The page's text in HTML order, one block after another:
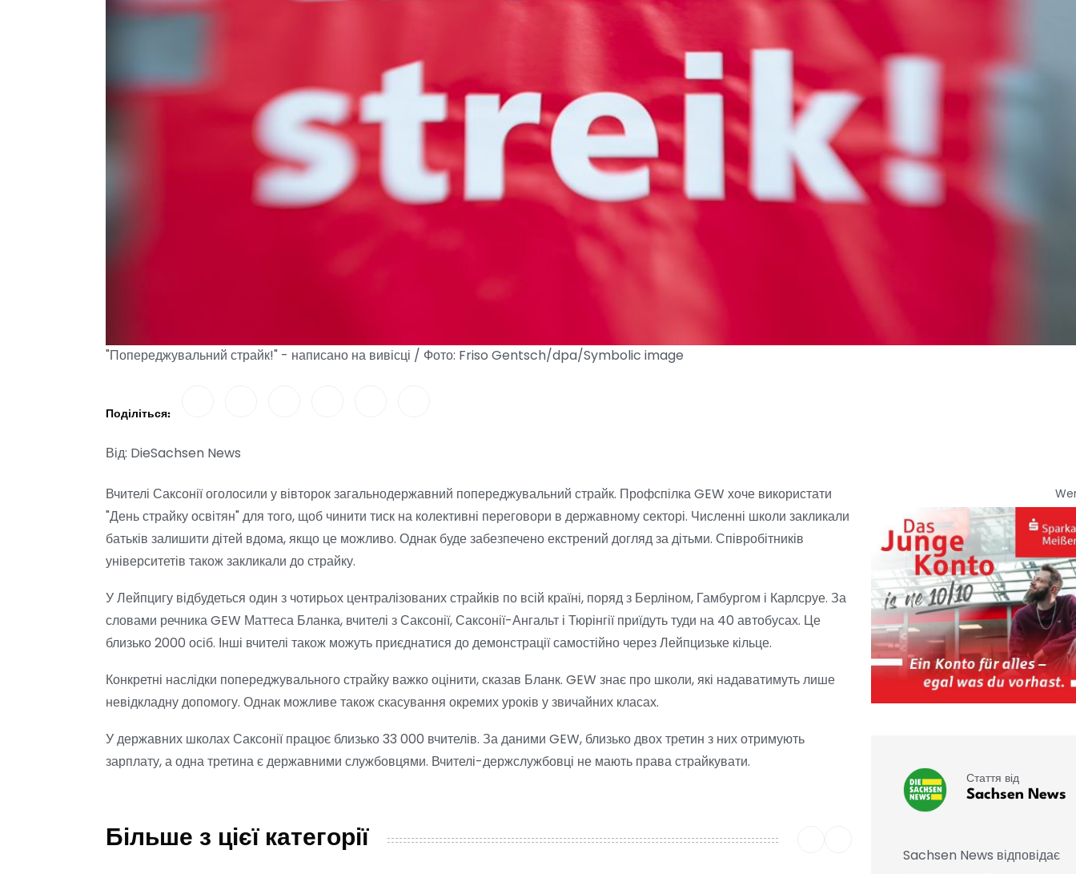
"Попереджувальний страйк!" - написано на вивісці / Фото: Friso Gentsch/dpa/Symbolic image
Поділіться:
Від: DieSachsen News
Вчителі Саксонії оголосили у вівторок загальнодержавний попереджувальний страйк. Профспілка GEW хоче використати
"День страйку освітян" для того, щоб чинити тиск на колективні переговори в державному секторі. Численні школи закликали
батьків залишити дітей вдома, якщо це можливо. Однак буде забезпечено екстрений догляд за дітьми. Співробітників
університетів також закликали до страйку.
У Лейпцигу відбудеться один з чотирьох централізованих страйків по всій країні, поряд з Берліном, Гамбургом і Карлсруе. За
словами речника GEW Маттеса Бланка, вчителі з Саксонії, Саксонії-Ангальт і Тюрінгії приїдуть туди на 40 автобусах. Це
близько 2000 осіб. Інші вчителі також можуть приєднатися до демонстрації самостійно через Лейпцизьке кільце.
Конкретні наслідки попереджувального страйку важко оцінити, сказав Бланк. GEW знає про школи, які надаватимуть лише
невідкладну допомогу. Однак можливе також скасування окремих уроків у звичайних класах.
У державних школах Саксонії працює близько 33 000 вчителів. За даними GEW, близько двох третин з них отримують
зарплату, а одна третина є державними службовцями. Вчителі-держслужбовці не мають права страйкувати.
Більше з цієї категорії
Стаття від
Sachsen News
Sachsen News відповідає